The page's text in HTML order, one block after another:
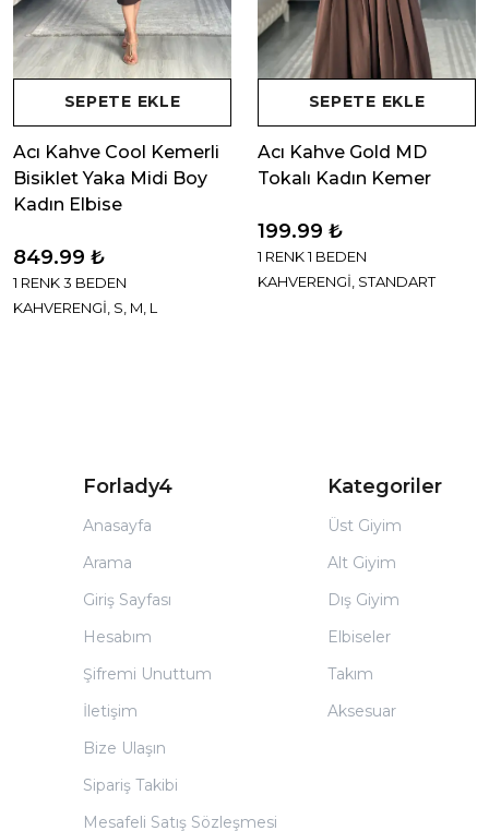
SEPETE EKLE
Acı Kahve Cool Kemerli
Bisiklet Yaka Midi Boy
Kadın Elbise
849.99 ₺
1 RENK 3 BEDEN
KAHVERENGİ, S, M, L
SEPETE EKLE
Acı Kahve Gold MD
Tokalı Kadın Kemer
199.99 ₺
1 RENK 1 BEDEN
KAHVERENGİ, STANDART
Forlady4
Anasayfa
Arama
Giriş Sayfası
Hesabım
Şifremi Unuttum
İletişim
Bize Ulaşın
Sipariş Takibi
Mesafeli Satış Sözleşmesi
Kategoriler
Üst Giyim
Alt Giyim
Dış Giyim
Elbiseler
Takım
Aksesuar